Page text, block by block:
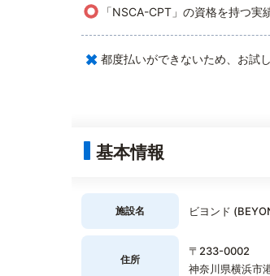
○ 「NSCA-CPT」の資格を持つ
× 都度払いができないため、お試
基本情報
施設名 ビヨンド
住所
〒233-0002
神奈川県横浜市